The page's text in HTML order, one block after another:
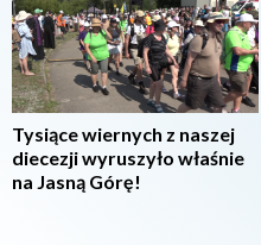
Tysiące wiernych z naszej
diecezji wyruszyło właśnie
na Jasną Górę!